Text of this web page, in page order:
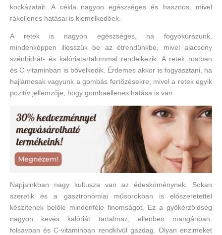
kockázatait. A cékla nagyon egészséges és hasznos, mivel
rákellenes hatásai is kiemelkedőek.
A retek is nagyon egészséges, ha fogyókúrázunk,
mindenképpen illesszük be az étrendünkbe, mivel alacsony
szénhidrát- és kalóriatartalommal rendelkezik. A retek rostban
és C-vitaminban is bővelkedik. Érdemes akkor is fogyasztani, ha
hajlamosak vagyunk a gombás fertőzésekre, mivel a retek egyik
pozitív jellemzője, hogy gombaellenes hatása is van.
Napjainkban nagy kultusza van az édesköménynek. Sokan
szeretik és a gasztronómiai műsorokban is előszeretettel
készítenek belőle mindenféle finomságot. Ez a gyökérzöldség
nagyon kevés kalóriát tartalmaz, ellenben mangánban,
folsavban és C-vitaminban rendkívül gazdag. Olyan enzimeket